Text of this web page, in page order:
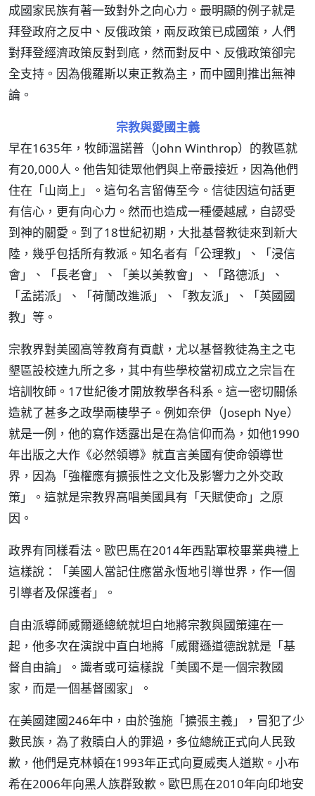
成國家民族有著一致對外之向心力。最明顯的例子就是
拜登政府之反中、反俄政策，兩反政策已成國策，人們
對拜登經濟政策反對到底，然而對反中、反俄政策卻完
全支持。因為俄羅斯以東正教為主，而中國則推出無神
論。
宗教與愛國主義
早在1635年，牧師溫諾普（John Winthrop）的教區就
有20,000人。他告知徒眾他們與上帝最接近，因為他們
住在「山崗上」。這句名言留傳至今。信徒因這句話更
有信心，更有向心力。然而也造成一種優越感，自認受
到神的關愛。到了18世紀初期，大批基督教徒來到新大
陸，幾乎包括所有教派。知名者有「公理教」、「浸信
會」、「長老會」、「美以美教會」、「路德派」、
「孟諾派」、「荷蘭改進派」、「教友派」、「英國國
教」等。
宗教界對美國高等教育有貢獻，尤以基督教徒為主之屯
墾區設校達九所之多，其中有些學校當初成立之宗旨在
培訓牧師。17世紀後才開放教學各科系。這一密切關係
造就了甚多之政學兩棲學子。例如奈伊（Joseph Nye）
就是一例，他的寫作透露出是在為信仰而為，如他1990
年出版之大作《必然領導》就直言美國有使命領導世
界，因為「強權應有擴張性之文化及影響力之外交政
策」。這就是宗教界高唱美國具有「天賦使命」之原
因。
政界有同樣看法。歐巴馬在2014年西點軍校畢業典禮上
這樣說：「美國人當記住應當永恆地引導世界，作一個
引導者及保護者」。
自由派導師威爾遜總統就坦白地將宗教與國策連在一
起，他多次在演說中直白地將「威爾遜道德說就是「基
督自由論」。識者或可這樣說「美國不是一個宗教國
家，而是一個基督國家」。
在美國建國246年中，由於強施「擴張主義」，冒犯了少
數民族，為了救贖白人的罪過，多位總統正式向人民致
歉，他們是克林頓在1993年正式向夏威夷人道欺。小布
希在2006年向黑人族群致歉。歐巴馬在2010年向印地安